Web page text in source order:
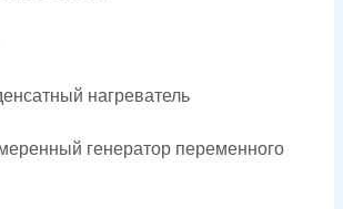
нагреватель
генератор переменного